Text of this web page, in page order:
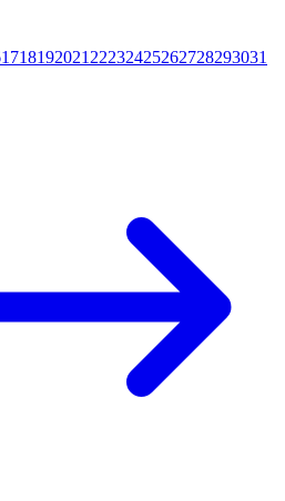
1718192021 22232425262728293031